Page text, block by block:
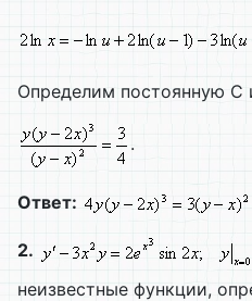
Определим постоянную С
.
Ответ:
2.
неизвестные функции,